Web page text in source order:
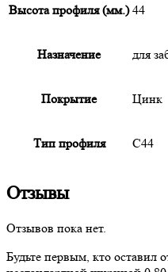
Высота профиля (мм.) 44
Назначение для
Покрытие Цинк
Тип профиля С44
Отзывы
Отзывов пока нет.
Будьте первым, кто оставил